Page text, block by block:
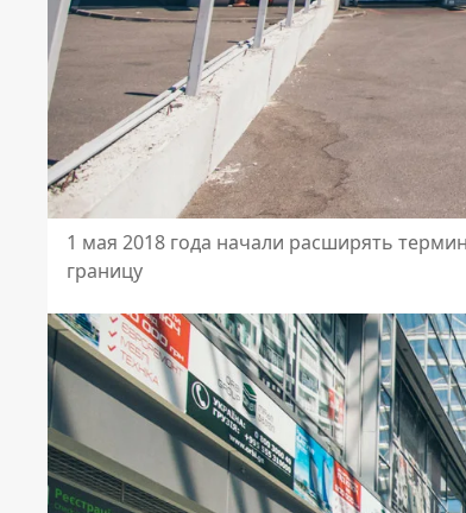
1 мая 2018 года начали расширять
границу